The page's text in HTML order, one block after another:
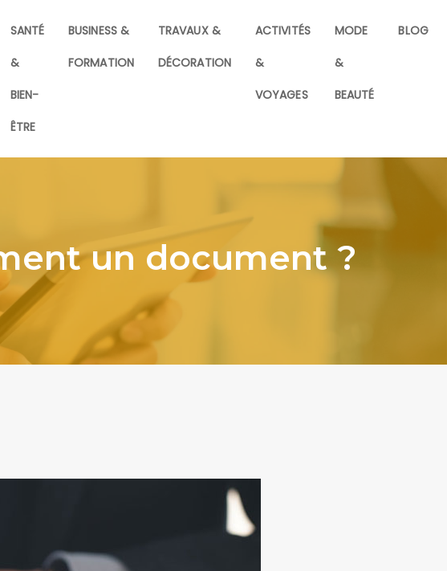
SANTÉ
&
BIEN-
ÊTRE
BUSINESS &
FORMATION
TRAVAUX &
DÉCORATION
ACTIVITÉS
&
VOYAGES
MODE
&
BEAUTÉ
BLOG
un document ?